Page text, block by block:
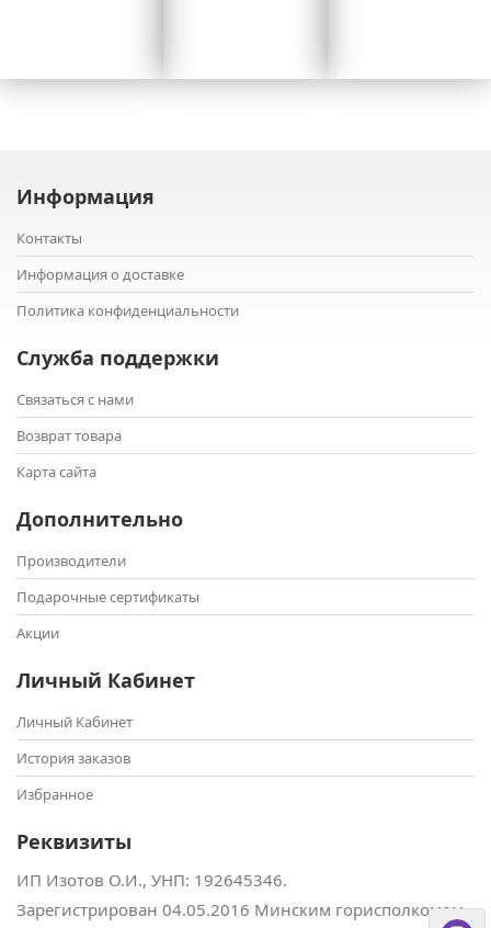
Информация
Контакты
Информация о доставке
Политика конфиденциальности
Служба поддержки
Связаться с нами
Возврат товара
Карта сайта
Дополнительно
Производители
Подарочные сертификаты
Акции
Личный Кабинет
Личный Кабинет
История заказов
Избранное
Реквизиты
ИП Изотов О.И., УНП: ‎192645346.
Зарегистрирован 04.05.2016 Минским горисполкомом.